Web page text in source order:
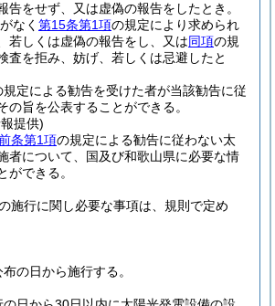
告をせず、又は虚偽の報告をしたとき。
なく 第15条第1項の規定により求められ
若しくは虚偽の報告をし、又は同項の規
査を拒み、妨げ、若しくは忌避したと
規定による勧告を受けた者が当該勧告に従
の旨を公表することができる。
提供)
条第1項の規定による勧告に従わない太
者について、国及び和歌山県に必要な情
ができる。
施行に関し必要な事項は、規則で定め
の日から施行する。